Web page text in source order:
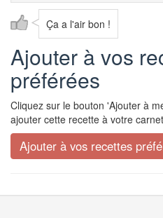
Ça a l'air bon !
Ajouter à vos
préférées
Cliquez sur le bouton 'Ajouter à
ajouter cette recette à votre